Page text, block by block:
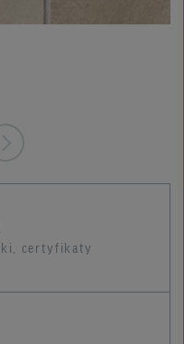
certyfikaty